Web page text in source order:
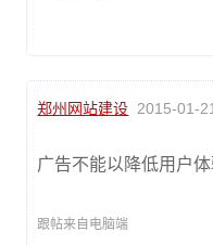
郑州网站建设 2015-01-
广告不能以降低用户
跟帖来自电脑端